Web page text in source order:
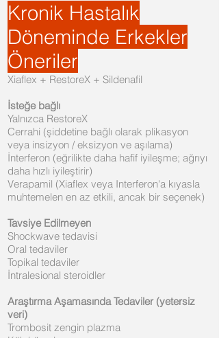
Kronik Hastalık
Döneminde Erkekler
Öneriler
Xiaflex + RestoreX + Sildenafil
İsteğe bağlı
Yalnızca RestoreX
Cerrahi (şiddetine bağlı olarak plikasyon
veya insizyon / eksizyon ve aşılama)
İnterferon (eğrilikte daha hafif iyileşme; ağrıyı
daha hızlı iyileştirir)
Verapamil (Xiaflex veya Interferon'a kıyasla
muhtemelen en az etkili, ancak bir seçenek)
Tavsiye Edilmeyen
Shockwave tedavisi
Oral tedaviler
Topikal tedaviler
İntralesional steroidler
Araştırma Aşamasında Tedaviler (yetersiz
veri)
Trombosit zengin plazma